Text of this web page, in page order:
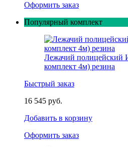
Оформить заказ
Популярный комплект
Лежачий полицейский
комплект 4м) резина
Быстрый заказ
16 545 руб.
Добавить в корзину
Оформить заказ